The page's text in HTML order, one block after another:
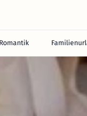
Romantik